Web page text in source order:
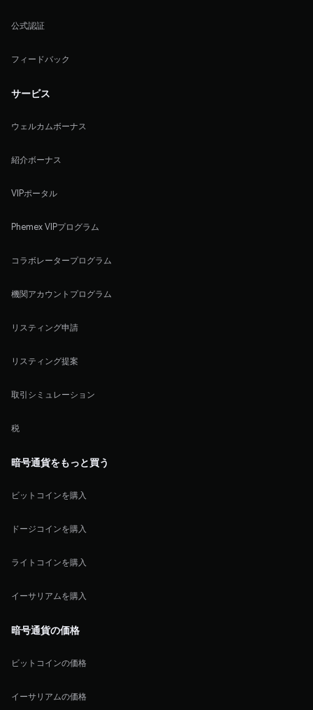
公式認証
フィードバック
サービス
ウェルカムボーナス
紹介ボーナス
VIPポータル
Phemex VIPプログラム
コラボレータープログラム
機関アカウントプログラム
リスティング申請
リスティング提案
取引シミュレーション
税
暗号通貨をもっと買う
ビットコインを購入
ドージコインを購入
ライトコインを購入
イーサリアムを購入
暗号通貨の価格
ビットコインの価格
イーサリアムの価格